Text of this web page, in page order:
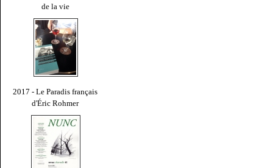
de la vie
2017 - Le Paradis français
d'Éric Rohmer